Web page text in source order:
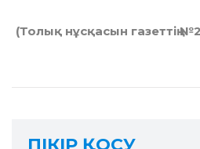
(Толық нұсқасын газеттің